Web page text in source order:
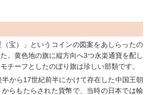
宝）」というコインの図案をあしらったの
。黄色地の旗に縦方向へ3つ永楽通寶を配し
チーフとしたのぼり旗は珍しい部類です。
から17世紀前半にかけて存在した中国王朝
らもたらされた貨幣で、当時の日本では輸